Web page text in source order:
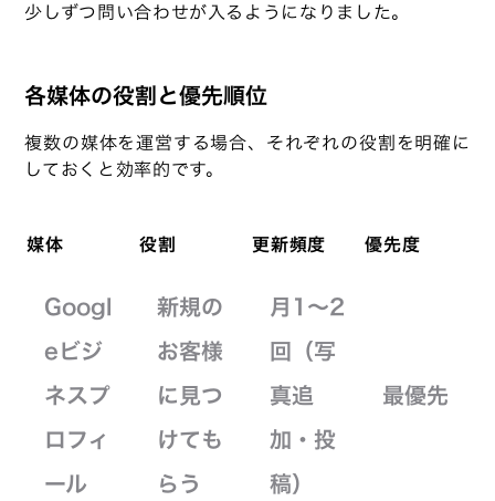
少しずつ問い合わせが入るようになりました。
各媒体の役割と優先順位
複数の媒体を運営する場合、それぞれの役割を明確に
しておくと効率的です。
媒体 役割 更新頻度 優先度
Googl
eビジ
ネスプ
ロフィ
ール
新規の
お客様
に見つ
けても
らう
月1〜2
回（写
真追
加・投
稿）
最優先